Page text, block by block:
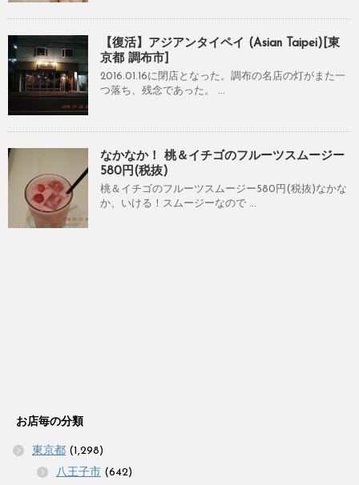
【復活】アジアンタイペイ (Asian Taipei)[東
京都 調布市]
2016.01.16に閉店となった。調布の名店の灯がまた一
つ落ち、残念であった。 ...
なかなか！ 桃＆イチゴのフルーツスムージー
580円(税抜)
桃＆イチゴのフルーツスムージー580円(税抜)なかな
か、いける！スムージーなので ...
お店毎の分類
東京都 (1,298)
八王子市 (642)